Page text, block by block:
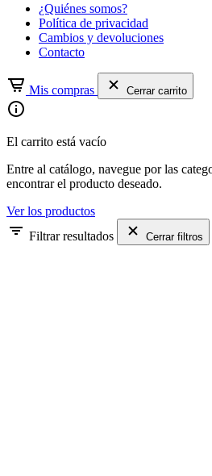
¿Quiénes somos?
Política de privacidad
Cambios y devoluciones
Contacto
Mis compras Cerrar carrito
El carrito está vacío
Entre al catálogo, navegue por las
encontrar el producto deseado.
Ver los productos
Filtrar resultados
Cerrar filtros